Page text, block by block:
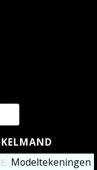
Modeltekeningen